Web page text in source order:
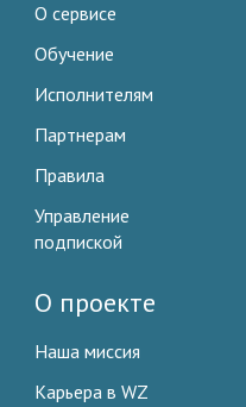
О сервисе
Обучение
Исполнителям
Партнерам
Правила
Управление
подпиской
О проекте
Наша миссия
Карьера в WZ